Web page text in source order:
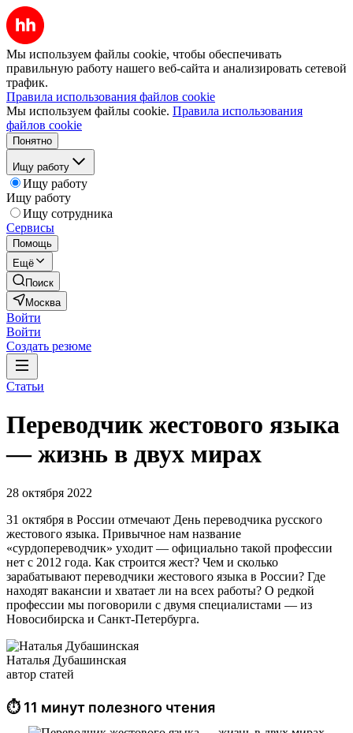
Мы используем файлы cookie, чтобы обеспечивать
правильную работу нашего веб-сайта и анализировать сетевой
трафик.
Правила использования файлов cookie
Мы используем файлы cookie. Правила использования
файлов cookie
Понятно
Ищу работу
Ищу работу
Ищу работу
Ищу сотрудника
Сервисы
Помощь
Ещё
Поиск
Москва
Войти
Войти
Создать резюме
Статьи
Переводчик жестового языка
— жизнь в двух мирах
28 октября 2022
31 октября в России отмечают День переводчика русского
жестового языка. Привычное нам название
«сурдопереводчик» уходит — официально такой профессии
нет с 2012 года. Как строится жест? Чем и сколько
зарабатывают переводчики жестового языка в России? Где
находят вакансии и хватает ли на всех работы? О редкой
профессии мы поговорили с двумя специалистами — из
Новосибирска и Санкт-Петербурга.
Наталья Дубашинская
автор статей
⏱ 11 минут полезного чтения